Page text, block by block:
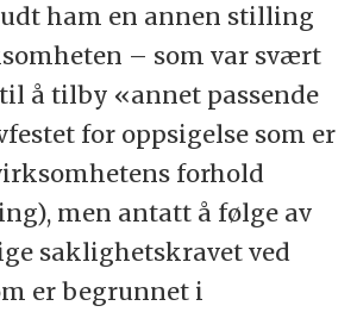
ham en annen stilling
– som var svært
å tilby «annet passende
for oppsigelse som er
forhold
men antatt å følge av
saklighetskravet ved
er begrunnet i